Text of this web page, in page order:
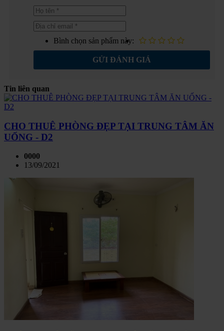
Bình chọn sản phẩm này:
GỬI ĐÁNH GIÁ
Tin liên quan
CHO THUÊ PHÒNG ĐẸP TẠI TRUNG TÂM ĂN
UỐNG - D2
0000
13/09/2021